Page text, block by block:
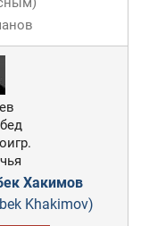
Хакимов
Khakimov)